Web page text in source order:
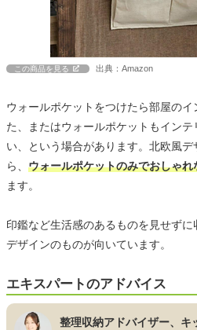
この商品を見る 出典：Amazon
ウォールポケットをつけたら部屋の
た、またはウォールポケットもイン
い、という場合があります。北欧風
ら、 ウォールポケットのみでおしゃれ
ます。
印鑑など生活感のあるものを見せず
デザインのものが向いています。
エキスパートのアドバイス
整理収納アドバイザー、キ